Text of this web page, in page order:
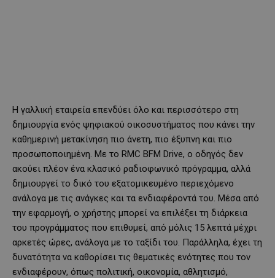
Η γαλλική εταιρεία επενδύει όλο και περισσότερο στη
δημιουργία ενός ψηφιακού οικοσυστήματος που κάνει την
καθημερινή μετακίνηση πιο άνετη, πιο έξυπνη και πιο
προσωποποιημένη. Με το RMC BFM Drive, ο οδηγός δεν
ακούει πλέον ένα κλασικό ραδιοφωνικό πρόγραμμα, αλλά
δημιουργεί το δικό του εξατομικευμένο περιεχόμενο
ανάλογα με τις ανάγκες και τα ενδιαφέροντά του. Μέσα από
την εφαρμογή, ο χρήστης μπορεί να επιλέξει τη διάρκεια
του προγράμματος που επιθυμεί, από μόλις 15 λεπτά μέχρι
αρκετές ώρες, ανάλογα με το ταξίδι του. Παράλληλα, έχει τη
δυνατότητα να καθορίσει τις θεματικές ενότητες που τον
ενδιαφέρουν, όπως πολιτική, οικονομία, αθλητισμό,